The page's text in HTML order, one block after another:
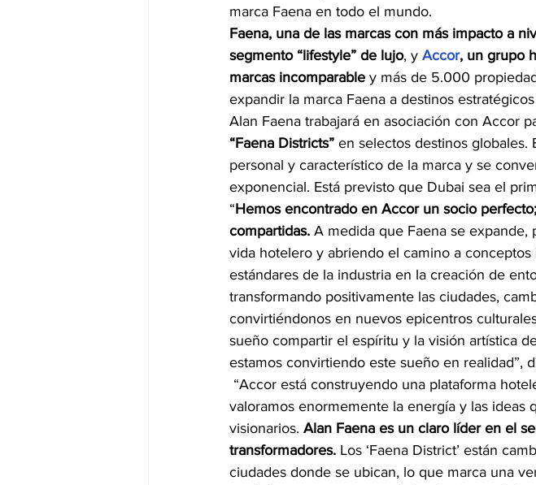
marca Faena en todo el mundo.
Faena, una de las marcas con más impacto a
segmento “lifestyle” de lujo, y Accor, un grupo
marcas incomparable y más de 5.000
expandir la marca Faena a destinos
Alan Faena trabajará en asociación con Accor
“Faena Districts” en selectos destinos globales.
personal y característico de la marca y se
exponencial. Está previsto que Dubai sea el
“Hemos encontrado en Accor un socio
compartidas. A medida que Faena se
vida hotelero y abriendo el camino a
estándares de la industria en la creación de
transformando positivamente las ciudades,
convirtiéndonos en nuevos epicentros
sueño compartir el espíritu y la visión artística
estamos convirtiendo este sueño en realidad”,
valoramos enormemente la energía y las ideas
visionarios. Alan Faena es un claro líder en el
transformadores. Los ‘Faena District’ están
ciudades donde se ubican, lo que marca una